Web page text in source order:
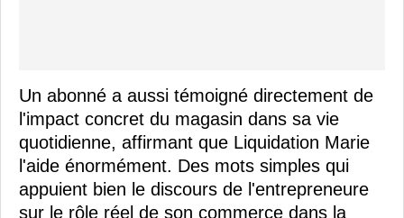
Un abonné a aussi témoigné directement de
l'impact concret du magasin dans sa vie
quotidienne, affirmant que Liquidation Marie
l'aide énormément. Des mots simples qui
appuient bien le discours de l'entrepreneure
sur le rôle réel de son commerce dans la